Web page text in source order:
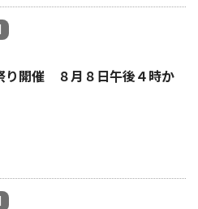
り開催 ８月８日午後４時か